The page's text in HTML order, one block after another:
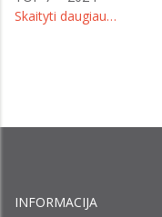
Skaityti daugiau…
INFORMACIJA